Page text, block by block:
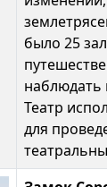
было 25
наблюдать
Театр
для